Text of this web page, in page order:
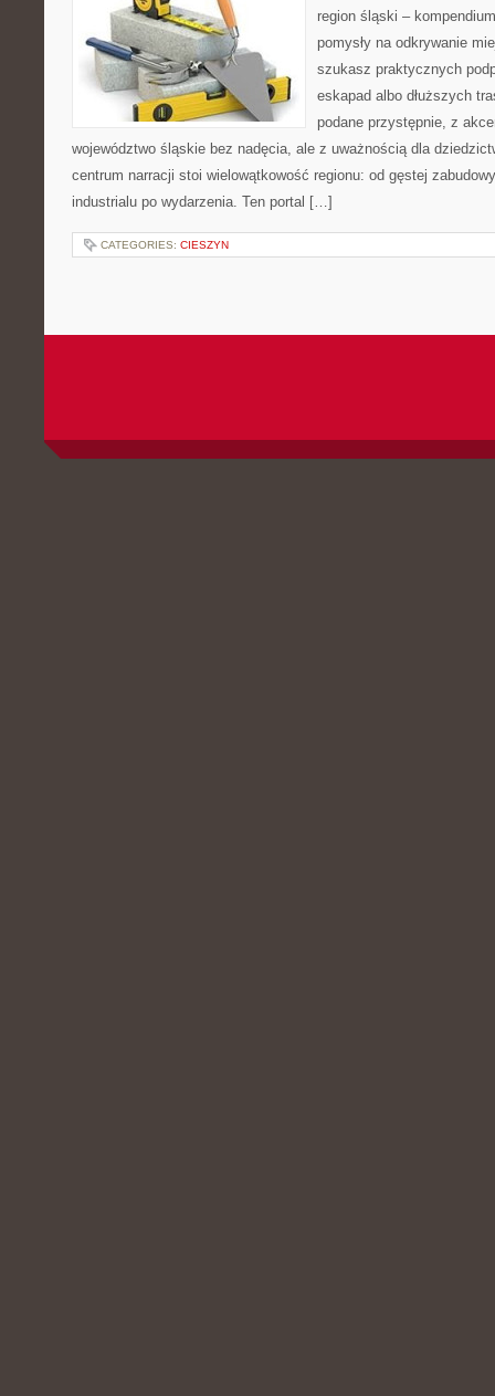
region śląski –
pomysły na odkrywanie
szukasz praktycznych
eskapad albo dłuższych
podane przystępnie, z
województwo śląskie bez nadęcia, ale z uważnością dla
centrum narracji stoi wielowątkowość regionu: od gęstej
industrialu po wydarzenia. Ten portal […]
CATEGORIES: CIESZYN